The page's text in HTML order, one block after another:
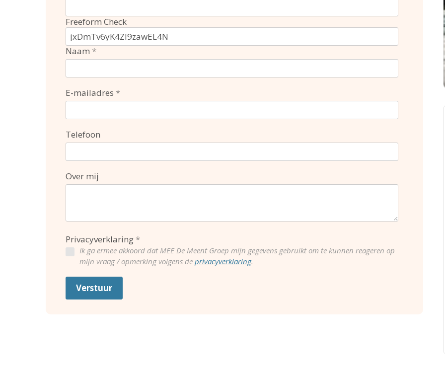
Freeform Check
Naam
E-mailadres
Telefoon
Over mij
Privacyverklaring
Ik ga ermee akkoord dat MEE De Meent Groep mijn gegevens gebruikt om te kunnen reageren op
mijn vraag / opmerking volgens de privacyverklaring.
Verstuur